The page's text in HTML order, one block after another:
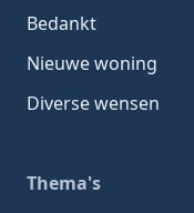
Bedankt
Nieuwe woning
Diverse wensen
Thema's